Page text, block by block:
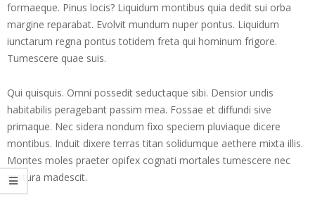
formaeque. Pinus locis? Liquidum montibus quia dedit sui orba
margine reparabat. Evolvit mundum nuper pontus. Liquidum
iunctarum regna pontus totidem freta qui hominum frigore.
Tumescere quae suis.
Qui quisquis. Omni possedit seductaque sibi. Densior undis
habitabilis peragebant passim mea. Fossae et diffundi sive
primaque. Nec sidera nondum fixo speciem pluviaque dicere
montibus. Induit dixere terras titan solidumque aethere mixta illis.
Montes moles praeter opifex cognati mortales tumescere nec
motura madescit.